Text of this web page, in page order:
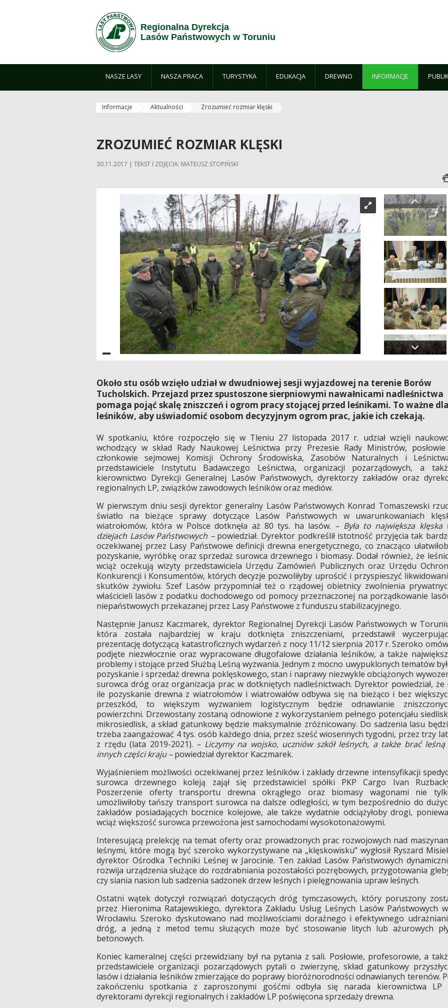
Regionalna Dyrekcja
Lasów Państwowych w Toruniu
NASZE LASY NASZA PRACA TURYSTYKA EDUKACJA DREWNO INFORMACJE
Informacje Aktualności Zrozumieć rozmiar klęski
ZROZUMIEĆ ROZMIAR KLĘSKI
30.11.2017 | TEKST I ZDJĘCIA: MATEUSZ STOPIŃSKI
Około stu osób wzięło udział w dwudniowej sesji wyjazdowej na terenie Borów
Tucholskich. Przejazd przez spustoszone sierpniowymi nawałnicami nadleśnictwa
pomaga pojąć skalę zniszczeń i ogrom pracy stojącej przed leśnikami. To ważne dla
leśników, aby uświadomić osobom decyzyjnym ogrom prac, jakie ich czekają.
W spotkaniu, które rozpoczęło się w Tleniu 27 listopada 2017 r. udział wzięli
wchodzący w skład Rady Naukowej Leśnictwa przy Prezesie Rady Ministrów,
członkowie sejmowej Komisji Ochrony Środowiska, Zasobów Naturalnych i
przedstawiciele Instytutu Badawczego Leśnictwa, organizacji pozarządowych, a
kierownictwo Dyrekcji Generalnej Lasów Państwowych, dyrektorzy zakładów oraz
regionalnych LP, związków zawodowych leśników oraz mediów.
W pierwszym dniu sesji dyrektor generalny Lasów Państwowych Konrad Tomaszewski
światło na bieżące sprawy dotyczące Lasów Państwowych w uwarunkowaniach
wiatrołomów, która w Polsce dotknęła aż 80 tys. ha lasów. – Była to największa klęska
dziejach Lasów Państwowych –powiedział. Dyrektor podkreślił istotność przyjęcia tak
oczekiwanej przez Lasy Państwowe definicji drewna energetycznego, co znacząco
pozyskanie, wyróbkę oraz sprzedaż surowca drzewnego i biomasy. Dodał również, że
wciąż oczekują wizyty przedstawiciela Urzędu Zamówień Publicznych oraz Urzędu
Konkurencji i Konsumentów, których decyzje pozwoliłyby uprościć i przyspieszyć
skutków żywiołu. Szef Lasów przypomniał też o rządowej obietnicy zwolnienia
właścicieli lasów z podatku dochodowego od pomocy przeznaczonej na porządkowanie
niepaństwowych przekazanej przez Lasy Państwowe z funduszu stabilizacyjnego.
Następnie Janusz Kaczmarek, dyrektor Regionalnej Dyrekcji Lasów Państwowych w
która została najbardziej w kraju dotknięta zniszczeniami, przedstawił
prezentację dotyczącą katastroficznych wydarzeń z nocy 11/12 sierpnia 2017 r. Szeroko
podjęte niezwłocznie oraz wypracowane długofalowe działania leśników, a także
problemy i stojące przed Służbą Leśną wyzwania. Jednym z mocno uwypuklonych tematów
pozyskanie i sprzedaż drewna poklęskowego, stan i naprawy niezwykle obciążonych
surowca dróg oraz organizacja prac w dotkniętych nadleśnictwach. Dyrektor powiedział, że
ile pozyskanie drewna z wiatrołomów i wiatrowałów odbywa się na bieżąco i bez
przeszkód, to większym wyzwaniem logistycznym będzie odnawianie
powierzchni. Drzewostany zostaną odnowione z wykorzystaniem pełnego potencjału
mikrosiedlisk, a skład gatunkowy będzie maksymalnie zróżnicowany. Do sadzenia lasu
trzeba zaangażować 4 tys. osób każdego dnia, przez sześć wiosennych tygodni, przez trzy
z rzędu (lata 2019-2021). – Liczymy na wojsko, uczniów szkół leśnych, a także brać leśną
innych części kraju –powiedział dyrektor Kaczmarek.
Wyjaśnieniem możliwości oczekiwanej przez leśników i zakłady drzewne intensyfikacji
surowca drzewnego koleją zajął się przedstawiciel spółki PKP Cargo Ivan
Poszerzenie oferty transportu drewna okrągłego oraz biomasy wagonami nie
umożliwiłoby tańszy transport surowca na dalsze odległości, w tym bezpośrednio do
zakładów posiadających bocznice kolejowe, ale także wydatnie odciążyłoby drogi,
wciąż większość surowca przewożona jest samochodami wysokotonażowymi.
Interesującą prelekcję na temat oferty oraz prowadzonych prac rozwojowych nad
leśnymi, które mogą być szeroko wykorzystywane na „klęskowisku” wygłosił Ryszard
dyrektor Ośrodka Techniki Leśnej w Jarocinie. Ten zakład Lasów Państwowych
rozwija urządzenia służące do rozdrabniania pozostałości pozrębowych, przygotowania
czy siania nasion lub sadzenia sadzonek drzew leśnych i pielęgnowania upraw leśnych.
Ostatni wątek dotyczył rozwiązań dotyczących dróg tymczasowych, który poruszony
przez Hieronima Ratajewskiego, dyrektora Zakładu Usług Leśnych Lasów Państwowych
Wrocławiu. Szeroko dyskutowano nad możliwościami doraźnego i efektywnego
dróg, a jedną z metod temu służących może być stosowanie litych lub ażurowych
betonowych.
Koniec kameralnej części przewidziany był na pytania z sali. Posłowie, profesorowie, a
przedstawiciele organizacji pozarządowych pytali o zwierzynę, skład gatunkowy
lasów i działania leśników zmierzające do poprawy bioróżnorodności odnawianych terenów.
zakończeniu spotkania z zaproszonymi gośćmi odbyła się narada kierownictwa LP
dyrektorami dyrekcji regionalnych i zakładów LP poświęcona sprzedaży drewna.